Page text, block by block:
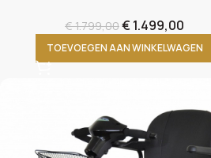
€1.799,00€ 1.499,00
TOEVOEGEN AAN WINKELWAGEN